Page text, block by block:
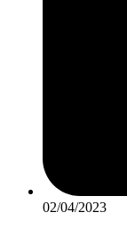
02/04/2023